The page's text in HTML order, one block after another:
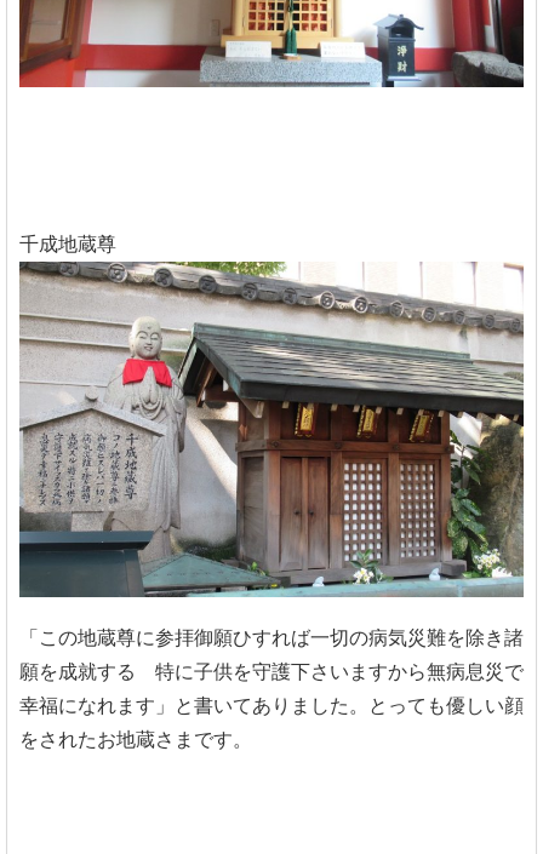
千成地蔵尊
「この地蔵尊に参拝御願ひすれば一切の病気災難を除き諸
願を成就する 特に子供を守護下さいますから無病息災で
幸福になれます」と書いてありました。とっても優しい顔
をされたお地蔵さまです。